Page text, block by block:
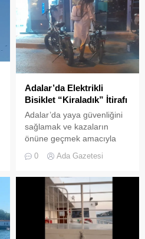
Adalar’da Elektrikli
Bisiklet “Kiraladık” İtirafı
Adalar’da yaya güvenliğini
sağlamak ve kazaların
önüne geçmek amacıyla
getirilen “elektrikli bisiklet
kiralama yasağı” adeta hiçe
yansıyan son görüntüler,
yasağın delindiğini ve
denetimlerin yetersiz
kaldığını bir kez daha gözler
önüne serdi. Adalar’da
0 Ada Gazetesi